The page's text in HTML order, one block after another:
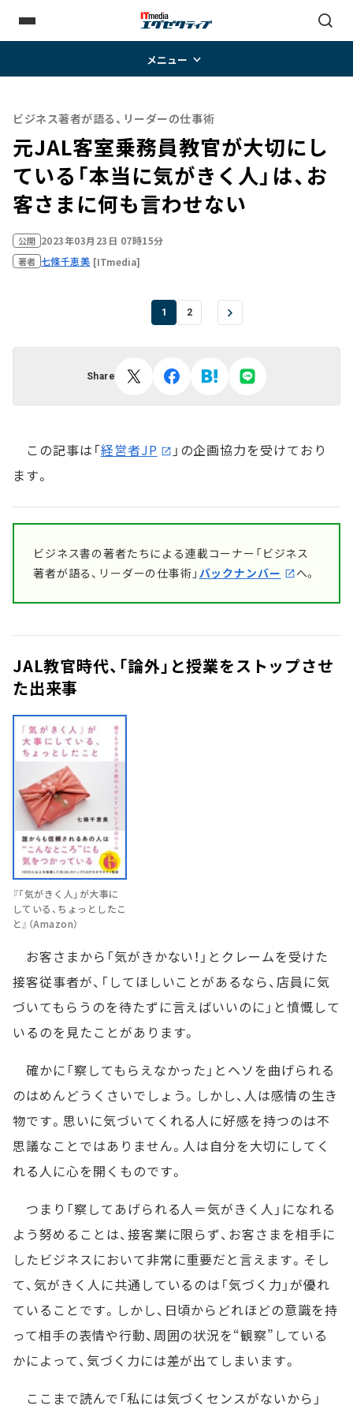
メニュー
ビジネス著者が語る、リーダーの仕事術
元JAL客室乗務員教官が大切にし
ている「本当に気がきく人」は、お
客さまに何も言わせない
公開 2023年03月23日 07時15分
著者 七條千恵美 [ITmedia]
1 2
Share
この記事は「経営者JP
」の企画協力を受けており
ます。
ビジネス書の著者たちによる連載コーナー「ビジネス
著者が語る、リーダーの仕事術」 バックナンバー へ。
JAL教官時代、「論外」と授業をストップさせ
た出来事
『「気がきく人」が大事に
している、ちょっとしたこ
と』（Amazon）
お客さまから「気がきかない！」とクレームを受けた
接客従事者が、「してほしいことがあるなら、店員に気
づいてもらうのを待たずに言えばいいのに」と憤慨して
いるのを見たことがあります。
確かに「察してもらえなかった」とヘソを曲げられる
のはめんどうくさいでしょう。しかし、人は感情の生き
物です。思いに気づいてくれる人に好感を持つのは不
思議なことではありません。人は自分を大切にしてく
れる人に心を開くものです。
つまり「察してあげられる人＝気がきく人」になれる
よう努めることは、接客業に限らず、お客さまを相手に
したビジネスにおいて非常に重要だと言えます。そし
て、気がきく人に共通しているのは「気づく力」が優れ
ていることです。しかし、日頃からどれほどの意識を持
って相手の表情や行動、周囲の状況を“観察”している
かによって、気づく力には差が出てしまいます。
ここまで読んで「私には気づくセンスがないから」